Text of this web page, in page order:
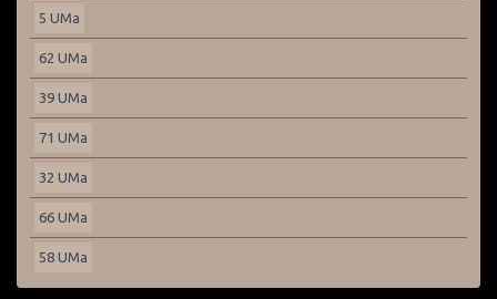
5 UMa
62 UMa
39 UMa
71 UMa
32 UMa
66 UMa
58 UMa